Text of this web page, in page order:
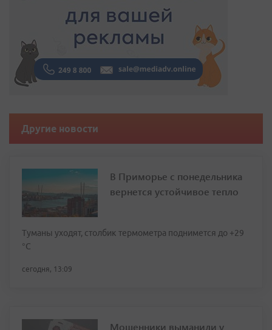
Другие новости
В Приморье с понедельника
вернется устойчивое тепло
Туманы уходят, столбик термометра поднимется до +29
°С
сегодня, 13:09
Мошенники выманили у